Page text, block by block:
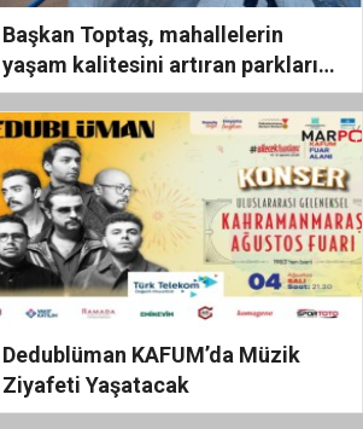
Başkan Toptaş, mahallelerin
yaşam kalitesini artıran parkları
ziyaret etti
Dedublüman KAFUM’da Müzik
Ziyafeti Yaşatacak